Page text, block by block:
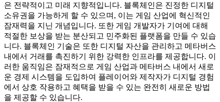
은 전략적이고 미래 지향적입니다. 블록체인은 진정한 디지털
소유권을 가능하게 할 수 있으며, 이는 게임 산업에 혁신적인
잠재력을 지닌 개념입니다. 또한 게임 개발자가 기여에 대해
적절한 보상을 받는 분산되고 민주화된 플랫폼을 만들 수 있습
니다. 블록체인 기술은 또한 디지털 자산을 관리하고 메타버스
내에서 거래를 촉진하기 위한 강력한 인프라를 제공합니다. 이
러한 움직임은 잠재적으로 게임 산업과 메타버스 내에서 새로
운 경제 시스템을 도입하여 플레이어와 제작자가 디지털 경험
에서 상호 작용하고 혜택을 받을 수 있는 완전히 새로운 방법
을 제공할 수 있습니다.